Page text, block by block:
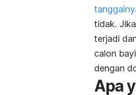
tidak.
terjadi
calon
dengan
Apa